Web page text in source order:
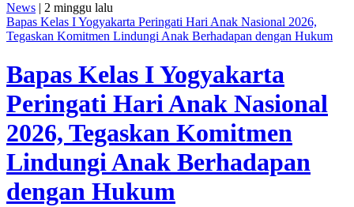
News | 2 minggu lalu
Bapas Kelas I Yogyakarta Peringati Hari Anak Nasional 2026,
Tegaskan Komitmen Lindungi Anak Berhadapan dengan Hukum
Bapas Kelas I Yogyakarta
Peringati Hari Anak Nasional
2026, Tegaskan Komitmen
Lindungi Anak Berhadapan
dengan Hukum